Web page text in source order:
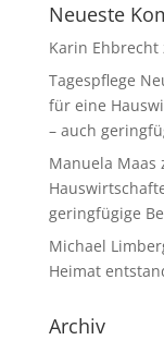
Neueste
Karin Ehbrecht
Tagespflege
für eine
– auch
Manuela Maas
geringfügige
Michael
Heimat
Archiv